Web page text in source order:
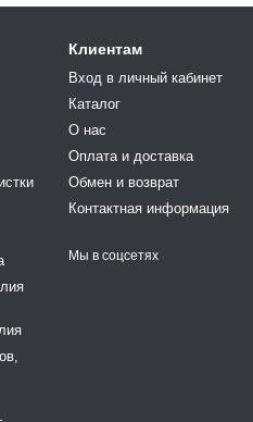
Клиентам
Вход в личный кабинет
Каталог
О нас
Оплата и доставка
Обмен и возврат
Контактная информация
Мы в соцсетях